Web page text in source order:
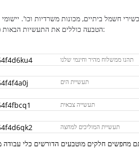
הטבעה כוללים את התעשיות הבאות (לא רק):
תהנו ממשלוח מהיר וחינמי שלנו
תעשיית הים
תעשייה צבאית
תעשיית המוליכים למחצה